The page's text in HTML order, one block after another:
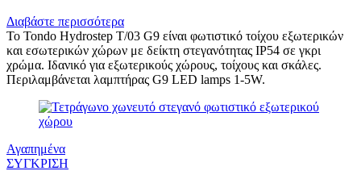
Διαβάστε περισσότερα
Το Tondo Hydrostep T/03 G9 είναι φωτιστικό τοίχου εξωτερικών
και εσωτερικών χώρων με δείκτη στεγανότητας IP54 σε γκρι
χρώμα. Ιδανικό για εξωτερικούς χώρους, τοίχους και σκάλες.
Περιλαμβάνεται λαμπτήρας G9 LED lamps 1-5W.
Αγαπημένα
ΣΥΓΚΡΙΣΗ